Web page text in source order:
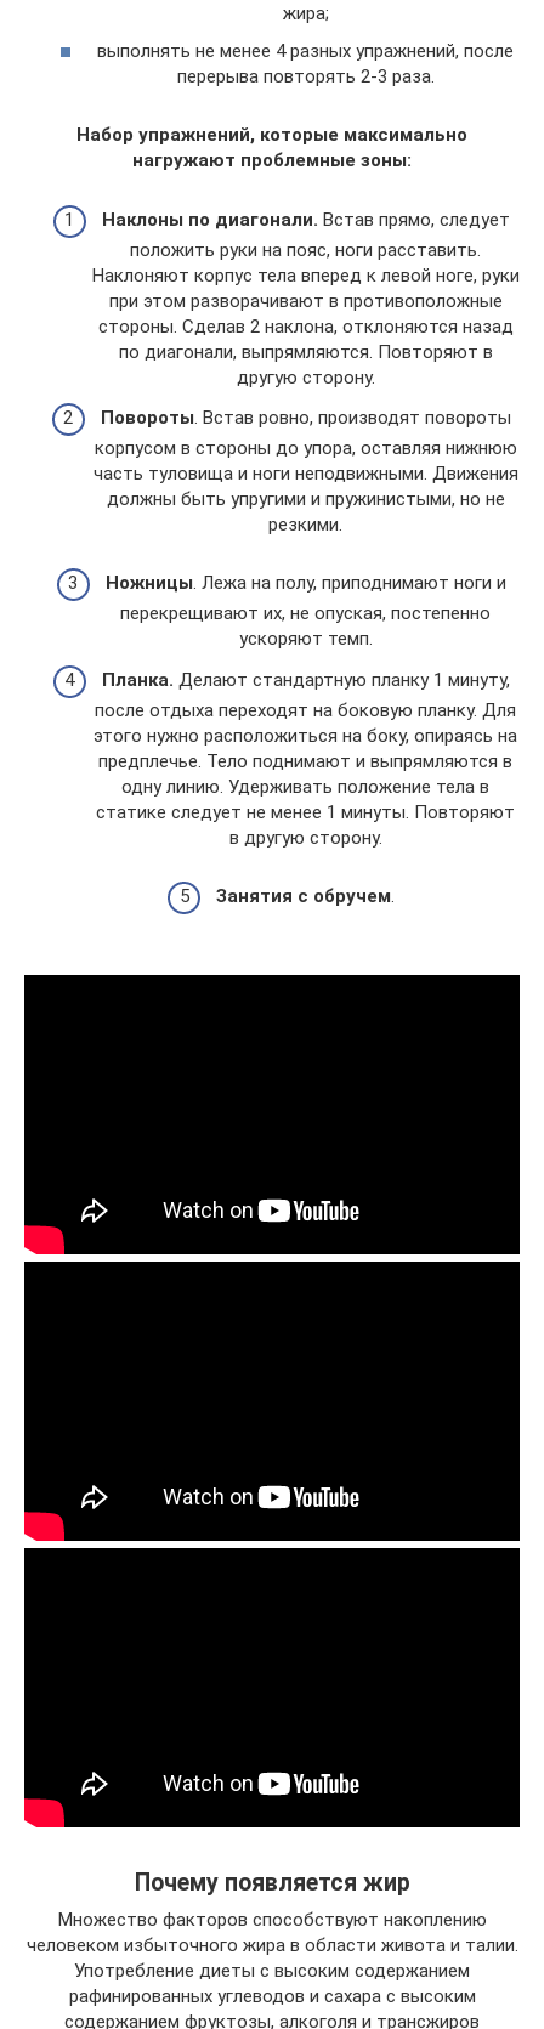
жира;
выполнять не менее 4 разных упражнений, после
перерыва повторять 2-3 раза.
Набор упражнений, которые максимально
нагружают проблемные зоны:
Наклоны по диагонали. Встав прямо, следует
положить руки на пояс, ноги расставить.
Наклоняют корпус тела вперед к левой ноге, руки
при этом разворачивают в противоположные
стороны. Сделав 2 наклона, отклоняются назад
по диагонали, выпрямляются. Повторяют в
другую сторону.
Повороты. Встав ровно, производят повороты
корпусом в стороны до упора, оставляя нижнюю
часть туловища и ноги неподвижными. Движения
должны быть упругими и пружинистыми, но не
резкими.
Ножницы. Лежа на полу, приподнимают ноги и
перекрещивают их, не опуская, постепенно
ускоряют темп.
Планка. Делают стандартную планку 1 минуту,
после отдыха переходят на боковую планку. Для
этого нужно расположиться на боку, опираясь на
предплечье. Тело поднимают и выпрямляются в
одну линию. Удерживать положение тела в
статике следует не менее 1 минуты. Повторяют
в другую сторону.
Занятия с обручем
Почему появляется жир
Множество факторов способствуют накоплению
человеком избыточного жира в области живота и талии.
Употребление диеты с высоким содержанием
рафинированных углеводов и сахара с высоким
содержанием фруктозы, алкоголя и трансжиров